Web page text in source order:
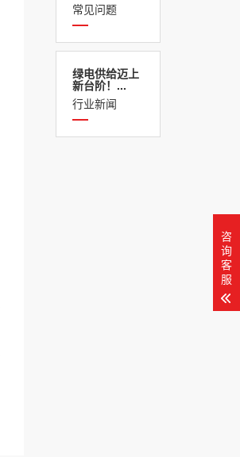
常见问题
绿电供给迈上
新台阶！...
行业新闻
咨
询
客
服